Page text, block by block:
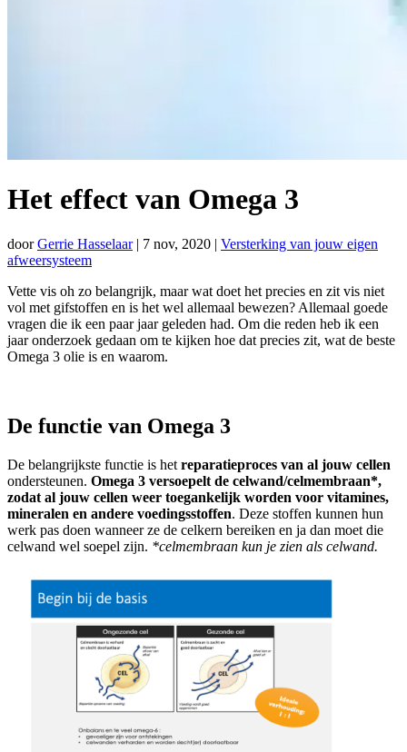
Het effect van Omega 3
doorGerrie Hasselaar| 7 nov, 2020 | Versterking van jouw eigen
afweersysteem
Vette vis oh zo belangrijk, maar wat doet het precies en zit vis niet
vol met gifstoffen en is het wel allemaal bewezen? Allemaal goede
vragen die ik een paar jaar geleden had. Om die reden heb ik een
jaar onderzoek gedaan om te kijken hoe dat precies zit, wat de beste
Omega 3 olie is en waarom.
De functie van Omega 3
De belangrijkste functie is het reparatieproces van al jouw cellen
ondersteunen. Omega 3 versoepelt de celwand/celmembraan*,
zodat al jouw cellen weer toegankelijk worden voor vitamines,
mineralen en andere voedingsstoffen. Deze stoffen kunnen hun
werk pas doen wanneer ze de celkern bereiken en ja dan moet die
celwand wel soepel zijn. *celmembraan kun je zien als celwand.